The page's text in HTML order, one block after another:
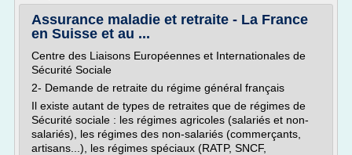
Assurance maladie et retraite - La France
en Suisse et au ...
Centre des Liaisons Européennes et Internationales de
Sécurité Sociale
2- Demande de retraite du régime général français
Il existe autant de types de retraites que de régimes de
Sécurité sociale : les régimes agricoles (salariés et non-
salariés), les régimes des non-salariés (commerçants,
artisans...), les régimes spéciaux (RATP, SNCF,